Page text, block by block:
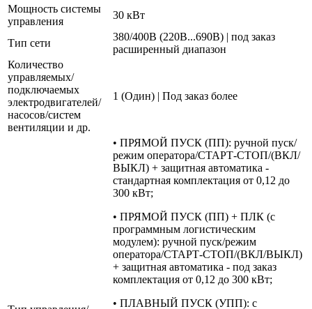
Мощность системы
управления
30 кВт
Тип сети
380/400В (220В...690В) | под заказ
расширенный диапазон
Количество
управляемых/
подключаемых
электродвигателей/
насосов/систем
вентиляции и др.
1 (Один) | Под заказ более
• ПРЯМОЙ ПУСК (ПП): ручной пуск/
режим оператора/СТАРТ-СТОП/(ВКЛ/
ВЫКЛ) + защитная автоматика -
стандартная комплектация от 0,12 до
300 кВт;
• ПРЯМОЙ ПУСК (ПП) + ПЛК (с
программным логистическим
модулем): ручной пуск/режим
оператора/СТАРТ-СТОП/(ВКЛ/ВЫКЛ)
+ защитная автоматика - под заказ
комплектация от 0,12 до 300 кВт;
• ПЛАВНЫЙ ПУСК (УПП): с